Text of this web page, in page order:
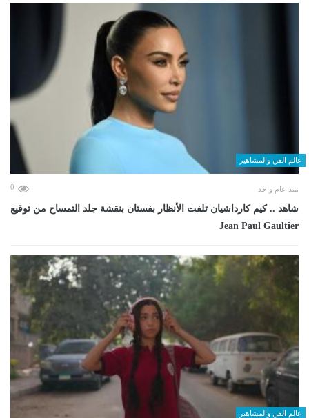
عالم الفن والمشاهير
منذ عام واحد 0
شاهد .. كيم كارداشيان تلفت الأنظار بفستان بنقشة جلد التمساح من توقيع
Jean Paul Gaultier
عالم الفن والمشاهير